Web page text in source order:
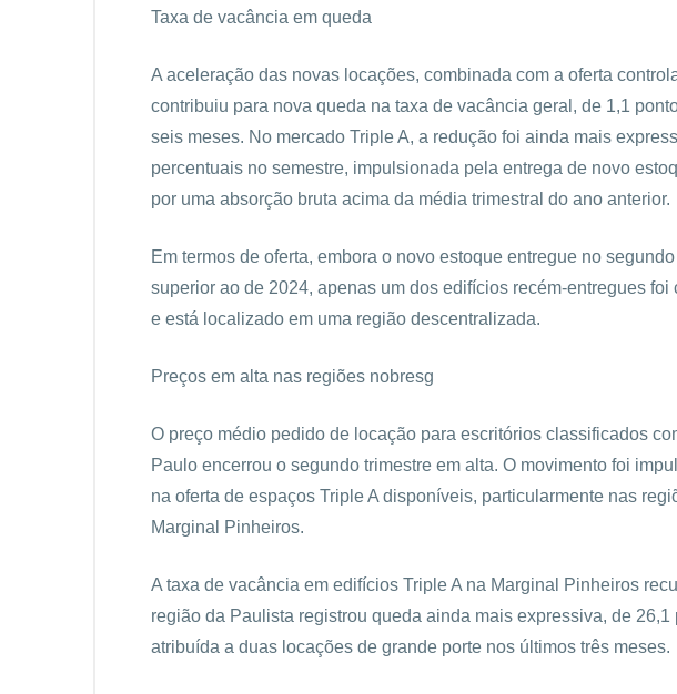
Taxa de vacância em queda
A aceleração das novas locações, combinada com a oferta
contribuiu para nova queda na taxa de vacância geral, de 1,1
seis meses. No mercado Triple A, a redução foi ainda mais
percentuais no semestre, impulsionada pela entrega de novo
por uma absorção bruta acima da média trimestral do ano anterior.
Em termos de oferta, embora o novo estoque entregue no
superior ao de 2024, apenas um dos edifícios recém-entregues foi
e está localizado em uma região descentralizada.
Preços em alta nas regiões nobresg
O preço médio pedido de locação para escritórios classificados
Paulo encerrou o segundo trimestre em alta. O movimento foi
na oferta de espaços Triple A disponíveis, particularmente nas
Marginal Pinheiros.
A taxa de vacância em edifícios Triple A na Marginal Pinheiros
região da Paulista registrou queda ainda mais expressiva, de 26,1
atribuída a duas locações de grande porte nos últimos três meses.